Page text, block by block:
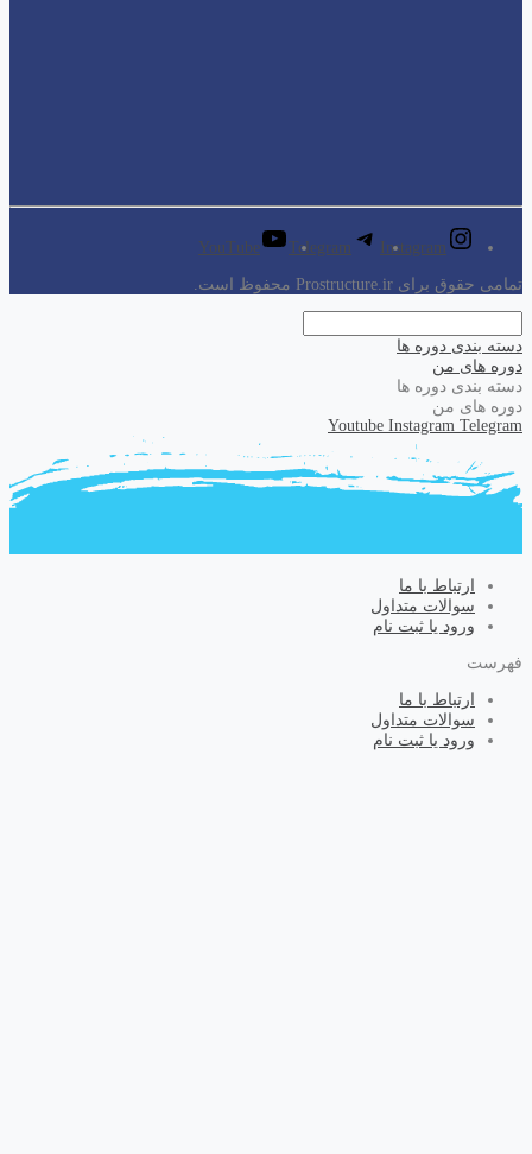
Instagram
Telegram
YouTube
تمامی حقوق برای Prostructure.ir محفوظ است.
دسته بندی دوره ها
دوره های من
دسته بندی دوره ها
دوره های من
Youtube Instagram Telegram
ارتباط با ما
سوالات متداول
ورود یا ثبت نام
فهرست
ارتباط با ما
سوالات متداول
ورود یا ثبت نام